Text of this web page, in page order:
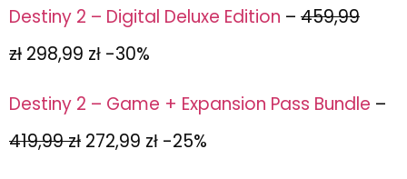
Destiny 2 – Digital Deluxe Edition – 459,99
zł 298,99 zł -30%
Destiny 2 – Game + Expansion Pass Bundle –
419,99 zł 272,99 zł -25%